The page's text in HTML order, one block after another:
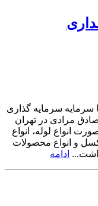
پارسا پلاستیک نوین در سال ۱۳۸۹ با سرمایه سرمایه گذاری
مرادی در تهران
انواع لوله، انواع
و انواع محصولات
ادامه